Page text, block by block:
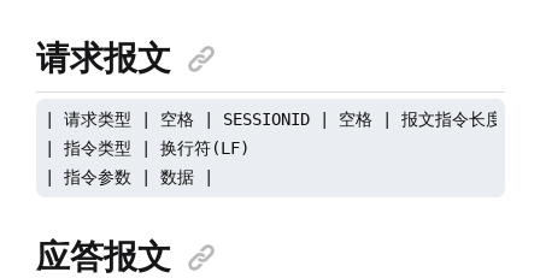
请求报文
| 请求类型 | 空格 | SESSIONID | 空格 | 报文指令长度 |
| 指令类型 | 换行符(LF)
| 指令参数 | 数据 |
应答报文